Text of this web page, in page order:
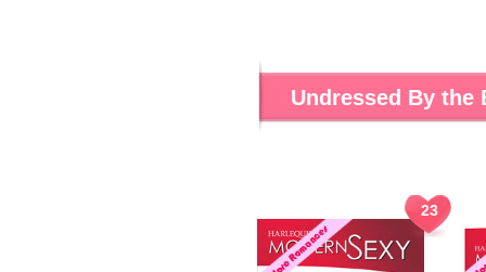
Undressed By the
23